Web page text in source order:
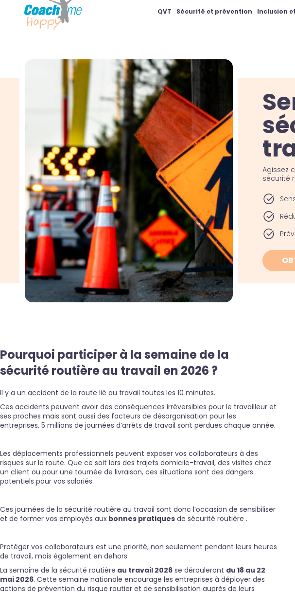
QVT Sécurité et prévention Inclusion et
Agissez
sécurité
Pourquoi participer à la semaine de la
sécurité routière au travail en 2026 ?
Il y a un accident de la route lié au travail toutes les 10 minutes.
Ces accidents peuvent avoir des conséquences irréversibles pour le travailleur et
ses proches mais sont aussi des facteurs de désorganisation pour les
entreprises. 5 millions de journées d’arrêts de travail sont perdues chaque année.
Les déplacements professionnels peuvent exposer vos collaborateurs à des
risques sur la route. Que ce soit lors des trajets domicile-travail, des visites chez
un client ou pour une tournée de livraison, ces situations sont des dangers
potentiels pour vos salariés.
Ces journées de la sécurité routière au travail sont donc l’occasion de sensibiliser
et de former vos employés aux bonnes pratiques de sécurité routière .
Protéger vos collaborateurs est une priorité, non seulement pendant leurs heures
de travail, mais également en dehors.
La semaine de la sécurité routière au travail 2026 se dérouleront du 18 au 22
mai 2026. Cette semaine nationale encourage les entreprises à déployer des
actions de prévention du risque routier et de sensibilisation auprès de leurs